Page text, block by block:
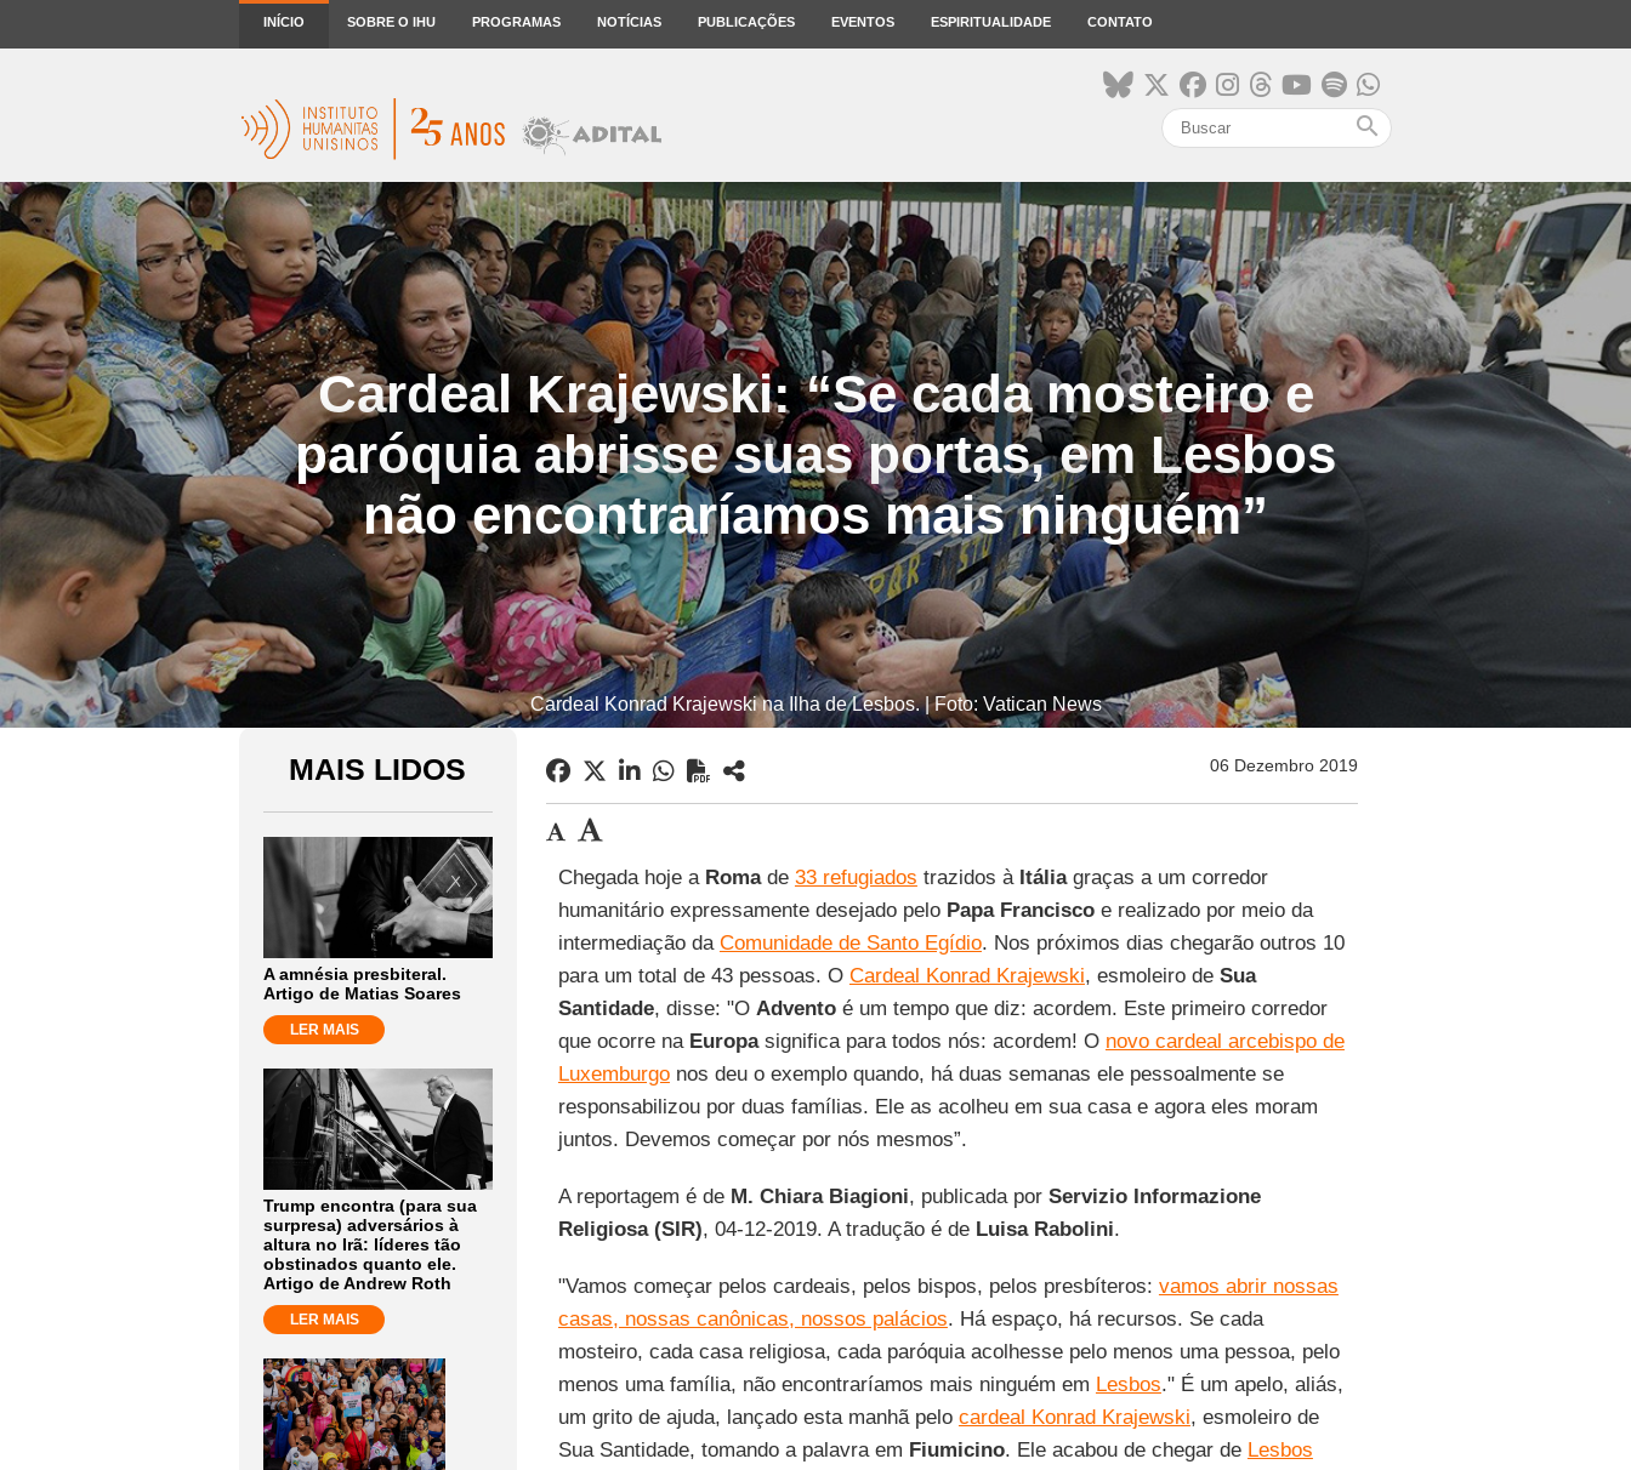
INÍCIO SOBRE O IHU PROGRAMAS NOTÍCIAS PUBLICAÇÕES EVENTOS ESPIRITUALIDADE CONTATO
search
Cardeal Krajewski: “Se cada mosteiro e
paróquia abrisse suas portas, em Lesbos
não encontraríamos mais ninguém”
Cardeal Konrad Krajewski na Ilha de Lesbos. | Foto: Vatican News
MAIS LIDOS
A amnésia presbiteral.
Artigo de Matias Soares
LER MAIS
Trump encontra (para sua
surpresa) adversários à
altura no Irã: líderes tão
obstinados quanto ele.
Artigo de Andrew Roth
LER MAIS
06 Dezembro 2019
Chegada hoje a Romade 33 refugiados trazidos à Itáliagraças a um corredor
humanitário expressamente desejado pelo Papa Franciscoe realizado por meio da
intermediação da Comunidade de Santo Egídio. Nos próximos dias chegarão outros 10
para um total de 43 pessoas. O Cardeal Konrad Krajewski, esmoleiro de Sua
Santidade, disse: "O Adventoé um tempo que diz: acordem. Este primeiro corredor
que ocorre na Europasignifica para todos nós: acordem! O novo cardeal arcebispo de
Luxemburgonos deu o exemplo quando, há duas semanas ele pessoalmente se
responsabilizou por duas famílias. Ele as acolheu em sua casa e agora eles moram
juntos. Devemos começar por nós mesmos”.
A reportagem é de M. Chiara Biagioni, publicada por Servizio Informazione
Religiosa (SIR), 04-12-2019. A tradução é de Luisa Rabolini.
"Vamos começar pelos cardeais, pelos bispos, pelos presbíteros: vamos abrir nossas
casas, nossas canônicas, nossos palácios. Há espaço, há recursos. Se cada
mosteiro, cada casa religiosa, cada paróquia acolhesse pelo menos uma pessoa, pelo
menos uma família, não encontraríamos mais ninguém em Lesbos." É um apelo, aliás,
um grito de ajuda, lançado esta manhã pelo cardeal Konrad Krajewski, esmoleiro de
Sua Santidade, tomando a palavra em Fiumicino. Ele acabou de chegar de Lesbos